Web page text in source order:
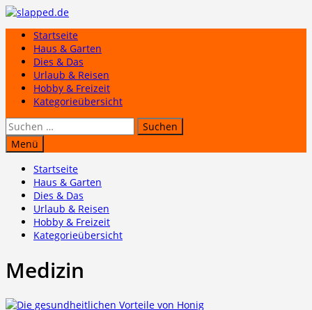
Zum
springenStartseite
Haus & Garten
Dies & Das
Urlaub & Reisen
Hobby & Freizeit
Kategorieübersicht
Suchen
nach:
Menü
Startseite
Haus & Garten
Dies & Das
Urlaub & Reisen
Hobby & Freizeit
Kategorieübersicht
Medizin